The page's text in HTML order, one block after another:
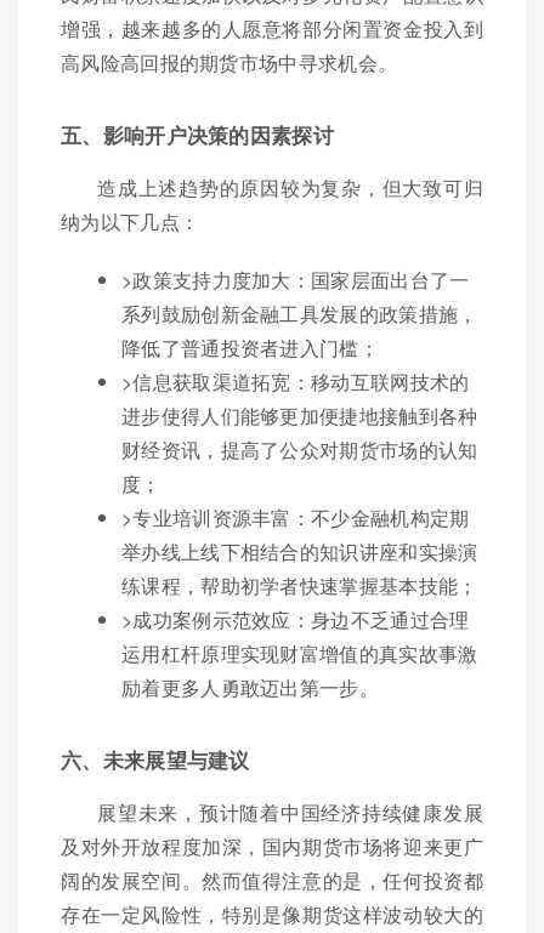
增强，越来越多的人愿意将部分闲置资金投入到
高风险高回报的期货市场中寻求机会。
五、影响开户决策的因素探讨
造成上述趋势的原因较为复杂，但大致可归
纳为以下几点：
>政策支持力度加大：国家层面出台了一
系列鼓励创新金融工具发展的政策措施，
降低了普通投资者进入门槛；
>信息获取渠道拓宽：移动互联网技术的
进步使得人们能够更加便捷地接触到各种
财经资讯，提高了公众对期货市场的认知
度；
>专业培训资源丰富：不少金融机构定期
举办线上线下相结合的知识讲座和实操演
练课程，帮助初学者快速掌握基本技能；
>成功案例示范效应：身边不乏通过合理
运用杠杆原理实现财富增值的真实故事激
励着更多人勇敢迈出第一步。
六、未来展望与建议
展望未来，预计随着中国经济持续健康发展
及对外开放程度加深，国内期货市场将迎来更广
阔的发展空间。然而值得注意的是，任何投资都
存在一定风险性，特别是像期货这样波动较大的